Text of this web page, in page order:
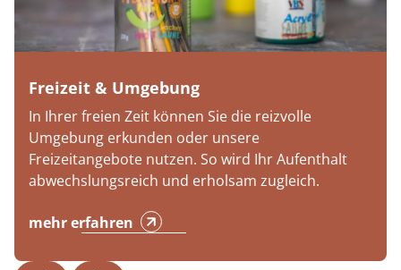
Freizeit & Umgebung
In Ihrer freien Zeit können Sie die reizvolle
Umgebung erkunden oder unsere
Freizeitangebote nutzen. So wird Ihr Aufenthalt
abwechslungsreich und erholsam zugleich.
mehr erfahren